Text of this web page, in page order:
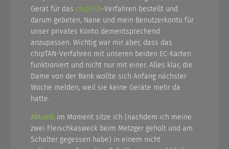
nebenher…
Gerät für das chipTAN-Verfahren bestellt und
darum gebeten, Nane und mein Benutzerkonto für
unser privates Konto dementsprechend
anzupassen. Wichtig war mir aber, dass das
chipTAN-Verfahren mit unseren beiden EC-Karten
funktioniert und nicht nur mit einer. Alles klar, die
Dame von der Bank wollte sich Anfang nächster
Woche melden, weil sie keine Geräte mehr da
hatte.
Aktuell: im Moment sitze ich (nachdem ich meine
zwei Fleischkäsweck beim Metzger geholt und am
Schalter gegessen habe) in einem nicht